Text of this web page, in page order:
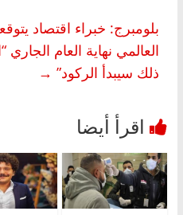
بلومبرج: خبراء اقتصاد
العالمي نهاية العام
ذلك سيبدأ الركود” →